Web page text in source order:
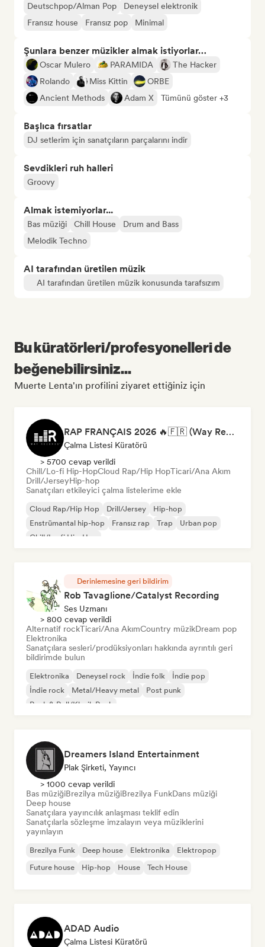
Deutschpop/Alman Pop
Deneysel elektronik
Fransız house
Fransız pop Minimal
Şunlara benzer müzikler almak istiyorlar…
Oscar Mulero PARAMIDA
The Hacker
Rolando
Miss Kittin
ORBE
Ancient Methods
Adam X Tümünü göster +3
Başlıca fırsatlar
DJ setlerim için sanatçıların parçalarını indir
Sevdikleri ruh halleri
Groovy
Almak istemiyorlar...
Bas müziği Chill House
Drum and Bass
Melodik Techno
AI tarafından üretilen müzik
AI tarafından üretilen müzik konusunda tarafsızım
Bu küratörleri/profesyonelleri de
beğenebilirsiniz...
Muerte Lenta'ın profilini ziyaret ettiğiniz için
RAP FRANÇAIS 2026 🔥🇫🇷 (Way Records)
Çalma Listesi Küratörü
> 5700 cevap verildi
Chill/Lo-fi Hip-HopCloud Rap/Hip HopTicari/Ana Akım
Drill/JerseyHip-hop
Sanatçıları etkileyici çalma listelerime ekle
Cloud Rap/Hip Hop Drill/Jersey
Hip-hop
Enstrümantal hip-hop
Fransız rap Trap
Urban pop
Chill/Lo-fi Hip-Hop
Derinlemesine geri bildirim
Rob Tavaglione/Catalyst Recording
Ses Uzmanı
> 800 cevap verildi
Alternatif rockTicari/Ana AkımCountry müzikDream pop
Elektronika
Sanatçılara sesleri/prodüksiyonları hakkında ayrıntılı geri
bildirimde bulun
Elektronika Deneysel rock İndie folk
İndie pop
İndie rock
Metal/Heavy metal
Post punk
Rock & Roll/Klasik Rock
Dreamers Island Entertainment
Plak Şirketi, Yayıncı
> 1000 cevap verildi
Bas müziğiBrezilya müziğiBrezilya FunkDans müziği
Deep house
Sanatçılara yayıncılık anlaşması teklif edin
Sanatçılarla sözleşme imzalayın veya müziklerini
yayınlayın
Brezilya Funk Deep house Elektronika
Elektropop
Future house
Hip-hop House Tech House
ADAD Audio
Çalma Listesi Küratörü